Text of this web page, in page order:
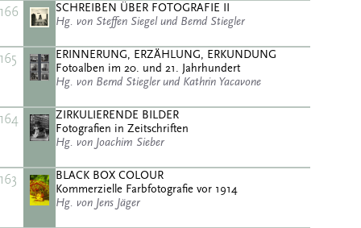
166
SCHREIBEN ÜBER FOTOGRAFIE II
Hg. von Steffen Siegel und Bernd Stiegler
165
ERINNERUNG, ERZÄHLUNG, ERKUNDUNG
Fotoalben im 20. und 21. Jahrhundert
Hg. von Bernd Stiegler und Kathrin Yacavone
164
ZIRKULIERENDE BILDER
Fotografien in Zeitschriften
Hg. von Joachim Sieber
163
BLACK BOX COLOUR
Kommerzielle Farbfotografie vor 1914
Hg. von Jens Jäger